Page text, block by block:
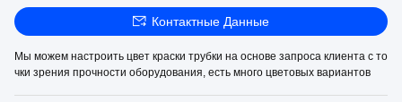
Контактные Данные
Мы можем настроить цвет краски трубки на основе запроса клиента с то
чки зрения прочности оборудования, есть много цветовых вариантов